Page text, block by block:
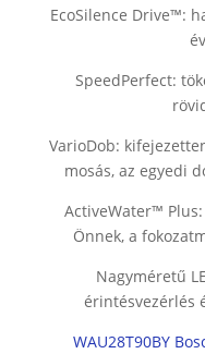
EcoSilence Drive™:
SpeedPerfect:
VarioDob:
mosás, az egyedi
ActiveWater™
Önnek, a
Nagyméretű
érintésvezérlés
WAU28T90BY